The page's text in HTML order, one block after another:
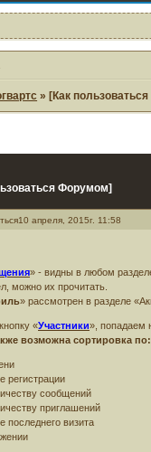
» [Как
Форумом]
10 апреля, 2015г. 11:58
» - видны в любом
можно их прочитать.
» рассмотрен в разделе
«Участники», попадаем
возможна сортировка по:
регистрации
сообщений
приглашений
последнего визита